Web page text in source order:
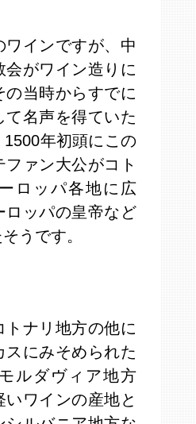
ワインですが、中
がワイン造りに
当時からすでに
て名声を得ていた
年初頭にこの
ァン大公がコト
ロッパ各地に広
ロッパの皇帝など
うです。
トナリ地方の他に
スにみそめられた
ルダヴィア地方
ワインの産地と